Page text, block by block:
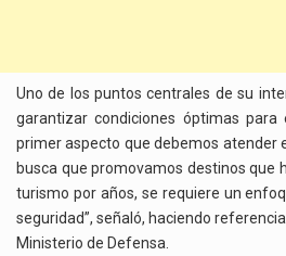
Uno de los puntos centrales de su
garantizar condiciones óptimas para
primer aspecto que debemos atender
busca que promovamos destinos que
turismo por años, se requiere un
seguridad”, señaló, haciendo
Ministerio de Defensa.